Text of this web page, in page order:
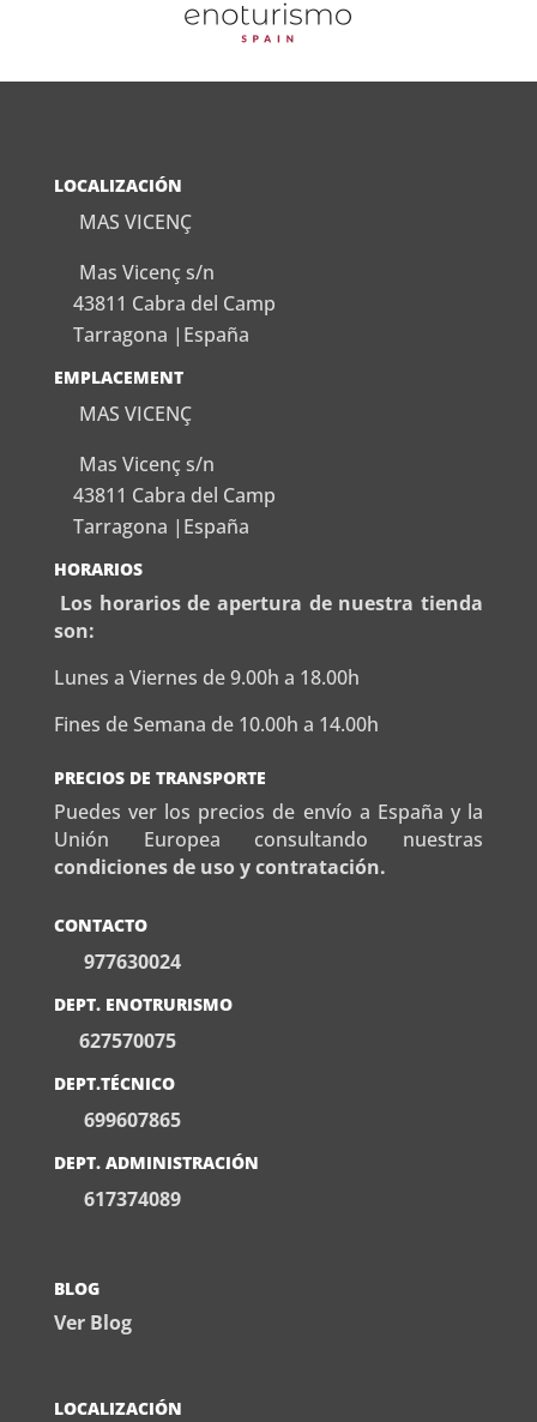
LOCALIZACIÓN
MAS VICENÇ
Mas Vicenç s/n
43811 Cabra del Camp
Tarragona |España
EMPLACEMENT
MAS VICENÇ
Mas Vicenç s/n
43811 Cabra del Camp
Tarragona |España
HORARIOS
Los horarios de apertura de nuestra tienda
son:
Lunes a Viernes de 9.00h a 18.00h
Fines de Semana de 10.00h a 14.00h
PRECIOS DE TRANSPORTE
Puedes ver los precios de envío a España y la
Unión Europea consultando nuestras
condiciones de uso y contratación.
CONTACTO
977630024
DEPT. ENOTRURISMO
627570075
DEPT.TÉCNICO
699607865
DEPT. ADMINISTRACIÓN
617374089
BLOG
Ver Blog
LOCALIZACIÓN